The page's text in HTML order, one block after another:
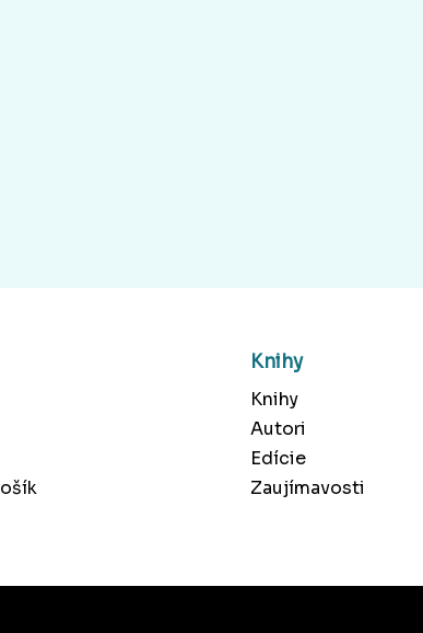
Knihy
Knihy
Autori
Edície
Zaujímavosti